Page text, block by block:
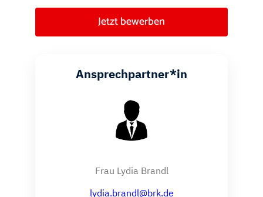
Jetzt bewerben
Ansprechpartner*in
Frau Lydia Brandl
lydia.brandl@brk.de